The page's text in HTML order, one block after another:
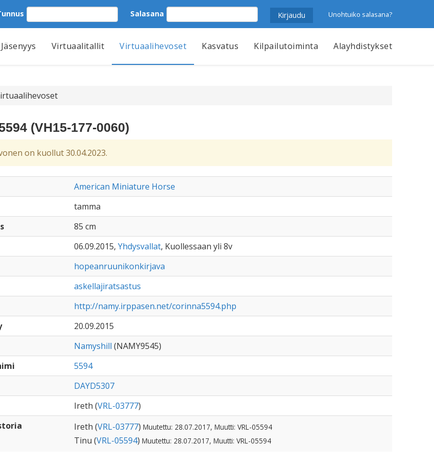
Salasana Unohtuiko salasana?
Jäsenyys Virtuaalitallit Virtuaalihevoset Kasvatus Kilpailutoiminta Alayhdistykset
(VH15-177-0060)
on kuollut 30.04.2023.
American Miniature Horse
tamma
85 cm
06.09.2015, Yhdysvallat, Kuollessaan yli 8v
hopeanruunikonkirjava
askellajiratsastus
http://namy.irppasen.net/corinna5594.php
20.09.2015
Namyshill (NAMY9545)
5594
DAYD5307
Ireth (VRL-03777)
Ireth (VRL-03777) Muutettu: 28.07.2017, Muutti: VRL-05594
Tinu (VRL-05594) Muutettu: 28.07.2017, Muutti: VRL-05594